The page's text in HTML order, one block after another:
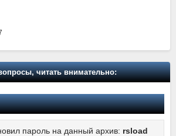
читать внимательно:
пароль на данный архив: rsload